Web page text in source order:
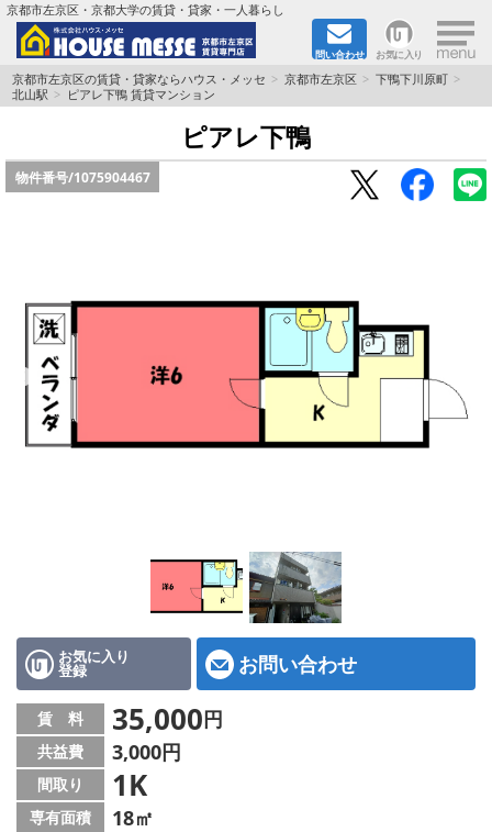
京都市左京区・京都大学の賃貸・貸家・一人暮らし
問い合わせ お気に入り ×
TOPページ
地域から検索
家族で住むならマンション？賃家？
一人暮らしの物件特集
ペット相談OKの賃貸！
IT重説について
スタッフ紹介
賃貸管理の北白川店
店舗情報·アクセス
京都市左京区の賃貸・貸家ならハウス・メッセ 京都市左京区
下鴨下川原町
北山駅
ピアレ下鴨 賃貸マンション
ピアレ下鴨
物件番号/1075904467
お気に入り
登録 お問い合わせ
賃 料 35,000円
共益費 3,000円
間取り 1K
専有面積 18㎡